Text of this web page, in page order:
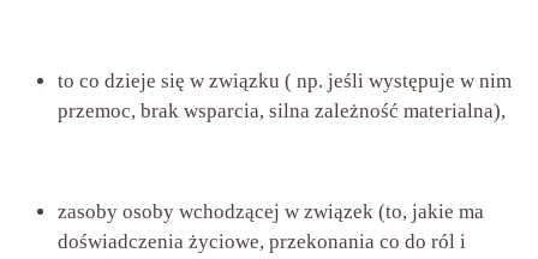
to co dzieje się w związku ( np. jeśli występuje w nim
przemoc, brak wsparcia, silna zależność materialna),
zasoby osoby wchodzącej w związek (to, jakie ma
doświadczenia życiowe, przekonania co do ról i